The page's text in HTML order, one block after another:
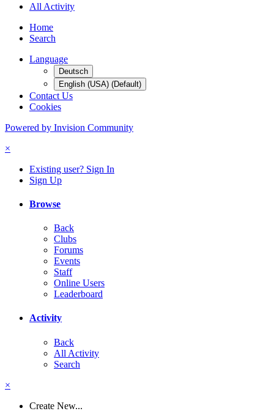
All Activity
Home
Search
Language
Deutsch
English (USA) (Default)
Contact Us
Cookies
Powered by Invision Community
×
Existing user? Sign In
Sign Up
Browse
Back
Clubs
Forums
Events
Staff
Online Users
Leaderboard
Activity
Back
All Activity
Search
×
Create New...